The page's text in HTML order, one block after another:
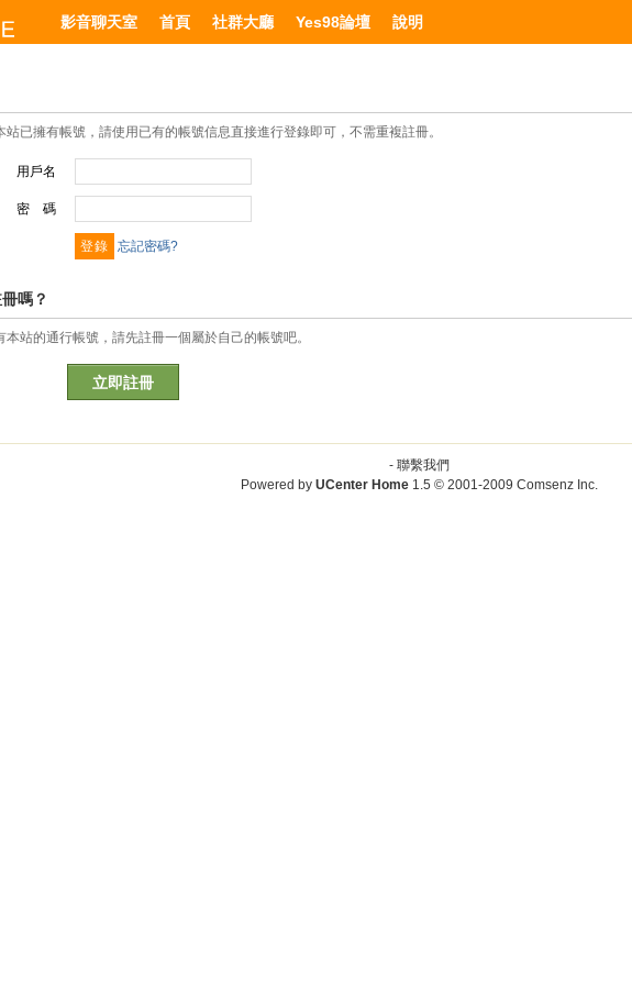
影音聊天室 首頁 社群大廳 Yes98論壇 說明
站已擁有帳號，請使用已有的帳號信息直接進行登錄即可，不需重複註冊。
用戶名
密 碼
忘記密碼?
嗎？
本站的通行帳號，請先註冊一個屬於自己的帳號吧。
立即註冊
- 聯繫我們
Powered by UCenter Home 1.5 © 2001-2009 Comsenz Inc.